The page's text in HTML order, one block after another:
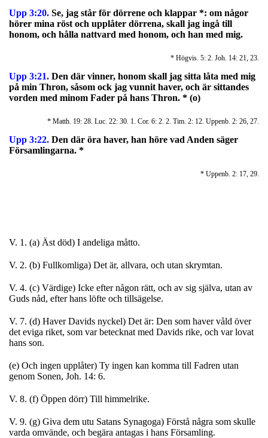
Upp 3:20. Se, jag står för dörrene och klappar *: om någor
hörer mina röst och upplåter dörrena, skall jag ingå till
honom, och hålla nattvard med honom, och han med mig.
* Högvis. 5: 2. Joh. 14: 21, 23.
Upp 3:21. Den där vinner, honom skall jag sitta låta med mig
på min Thron, såsom ock jag vunnit haver, och är sittandes
vorden med minom Fader på hans Thron. * (o)
* Matth. 19: 28. Luc. 22: 30. 1. Cor. 6: 2. 2. Tim. 2: 12. Uppenb. 2: 26, 27.
Upp 3:22. Den där öra haver, han höre vad Anden säger
Församlingarna. *
* Uppenb. 2: 17, 29.
V. 1. (a) Äst död) I andeliga måtto.
V. 2. (b) Fullkomliga) Det är, allvara, och utan skrymtan.
V. 4. (c) Värdige) Icke efter någon rätt, och av sig själva, utan av
Guds nåd, efter hans löfte och tillsägelse.
V. 7. (d) Haver Davids nyckel) Det är: Den som haver våld över
det eviga riket, som var betecknat med Davids rike, och var lovat
hans son.
(e) Och ingen upplåter) Ty ingen kan komma till Fadren utan
genom Sonen, Joh. 14: 6.
V. 8. (f) Öppen dörr) Till himmelrike.
V. 9. (g) Giva dem utu Satans Synagoga) Förstå några som skulle
varda omvände, och begära antagas i hans Församling.